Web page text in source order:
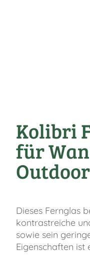
Kolibri
für
Outdoor
Dieses Fernglas
kontrastreiche
sowie sein
Eigenschaften ist